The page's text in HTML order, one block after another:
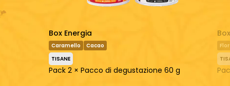
Box Energia
Caramello
Cacao
TISANE
Pack 2 × Pacco di degustazione 60 g